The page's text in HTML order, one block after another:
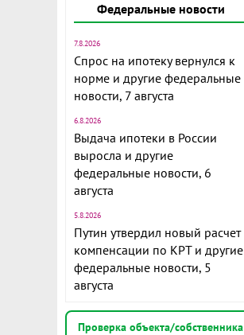
Федеральные новости
7.8.2026
Спрос на ипотеку вернулся к
норме и другие федеральные
новости, 7 августа
6.8.2026
Выдача ипотеки в России
выросла и другие
федеральные новости, 6
августа
5.8.2026
Путин утвердил новый расчет
компенсации по КРТ и другие
федеральные новости, 5
августа
Проверка объекта/собственника